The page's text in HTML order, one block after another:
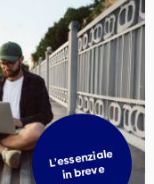
L’essenziale
in breve